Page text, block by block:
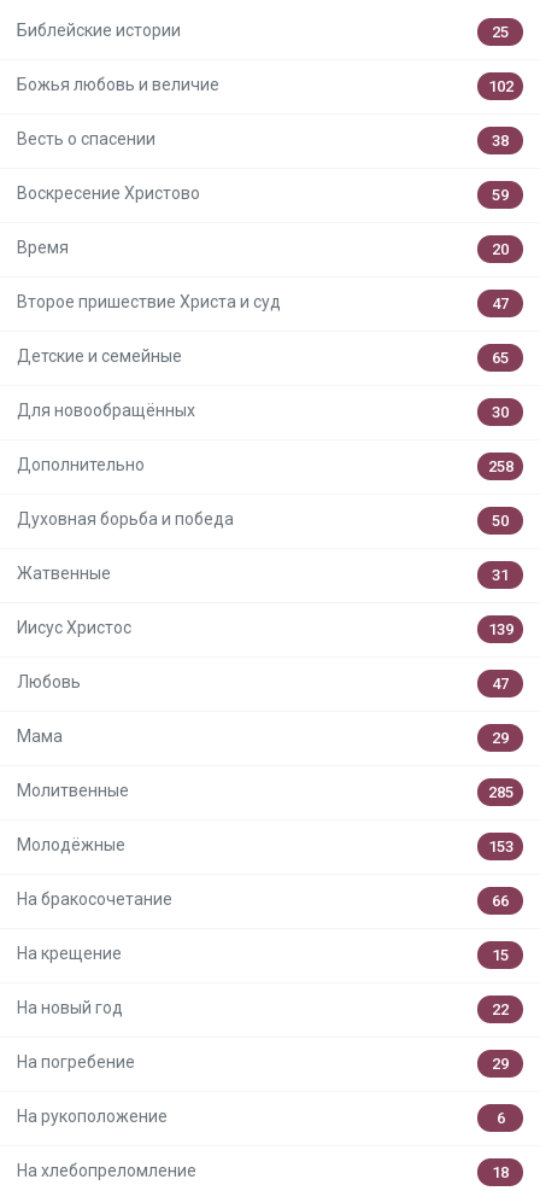
Библейские истории 25
Божья любовь и величие 102
Весть о спасении 38
Воскресение Христово 59
Время 20
Второе пришествие Христа и суд 47
Детские и семейные 65
Для новообращённых 30
Дополнительно 258
Духовная борьба и победа 50
Жатвенные 31
Иисус Христос 139
Любовь 47
Мама 29
Молитвенные 285
Молодёжные 153
На бракосочетание 66
На крещение 15
На новый год 22
На погребение 29
На рукоположение 6
На хлебопреломление 18